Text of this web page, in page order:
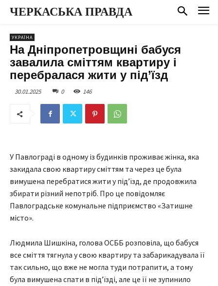
ЧЕРКАСЬКА ПРАВДА
УКРАЇНА
На Дніпропетровщині бабуся
завалила сміттям квартиру і
перебралася жити у під’їзд
30.01.2025 0 146
У Павлограді в одному із будинків проживає жінка, яка
закидала свою квартиру сміттям та через це була
вимушена перебратися жити у під’їзд, де продовжила
збирати різний непотріб. Про це повідомляє
Павлоградське комунальне підприємство «Затишне
місто».
Людмила Шишкіна, голова ОСББ розповіла, що бабуся
все сміття тягнула у свою квартиру та забарикадувала її
так сильно, що вже не могла туди потрапити, а тому
була вимушена спати в під’їзді, але це її не зупинило